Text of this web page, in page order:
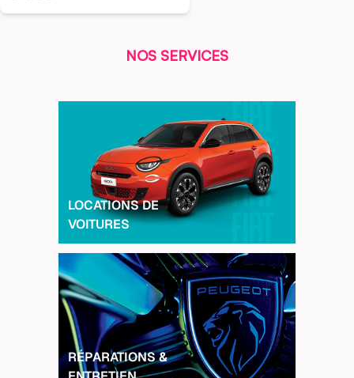
NOS SERVICES
LOCATIONS DE
VOITURES
RÉPARATIONS &